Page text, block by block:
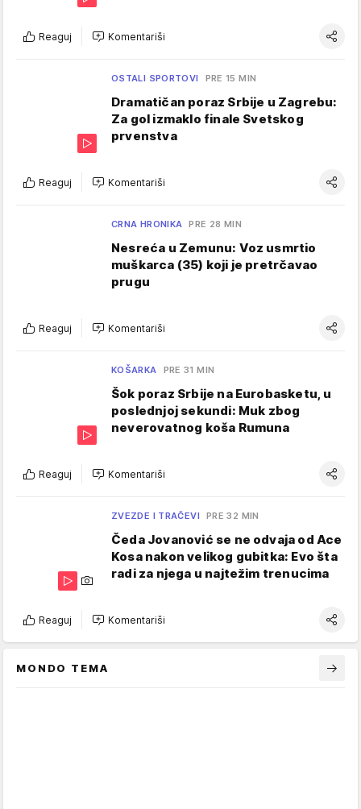
Reaguj Komentariši
OSTALI SPORTOVI PRE 15 MIN
Dramatičan poraz Srbije u Zagrebu:
Za gol izmaklo finale Svetskog
prvenstva
Reaguj Komentariši
CRNA HRONIKA PRE 28 MIN
Nesreća u Zemunu: Voz usmrtio
muškarca (35) koji je pretrčavao
prugu
Reaguj Komentariši
KOŠARKA PRE 31 MIN
Šok poraz Srbije na Eurobasketu, u
poslednjoj sekundi: Muk zbog
neverovatnog koša Rumuna
Reaguj Komentariši
ZVEZDE I TRAČEVI PRE 32 MIN
Čeda Jovanović se ne odvaja od Ace
Kosa nakon velikog gubitka: Evo šta
radi za njega u najtežim trenucima
Reaguj Komentariši
MONDO TEMA